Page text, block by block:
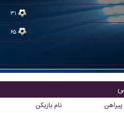
۳۱
۶۵
نام بازیکن پیراهن